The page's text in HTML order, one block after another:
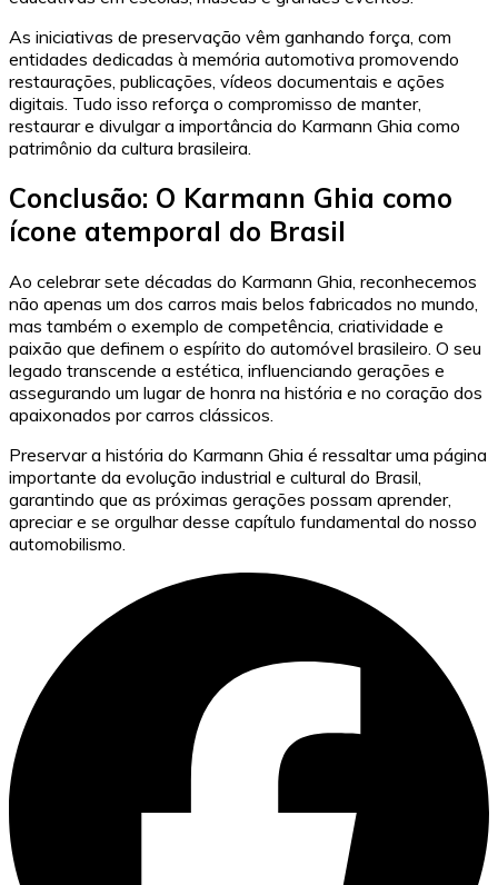
As iniciativas de preservação vêm ganhando força, com
entidades dedicadas à memória automotiva promovendo
restaurações, publicações, vídeos documentais e ações
digitais. Tudo isso reforça o compromisso de manter,
restaurar e divulgar a importância do Karmann Ghia como
patrimônio da cultura brasileira.
Conclusão: O Karmann Ghia como
ícone atemporal do Brasil
Ao celebrar sete décadas do Karmann Ghia, reconhecemos
não apenas um dos carros mais belos fabricados no mundo,
mas também o exemplo de competência, criatividade e
paixão que definem o espírito do automóvel brasileiro. O seu
legado transcende a estética, influenciando gerações e
assegurando um lugar de honra na história e no coração dos
apaixonados por carros clássicos.
Preservar a história do Karmann Ghia é ressaltar uma página
importante da evolução industrial e cultural do Brasil,
garantindo que as próximas gerações possam aprender,
apreciar e se orgulhar desse capítulo fundamental do nosso
automobilismo.